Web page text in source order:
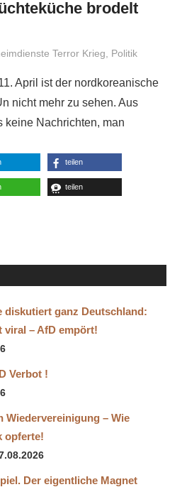
brodelt
Terror Krieg Politik
April ist der nordkoreanische
nicht mehr zu sehen. Aus
keine Nachrichten, man
teilen
teilen
diskutiert ganz Deutschland:
viral – AfD empört!
Verbot !
Wiedervereinigung – Wie
opferte!
Der eigentliche Magnet